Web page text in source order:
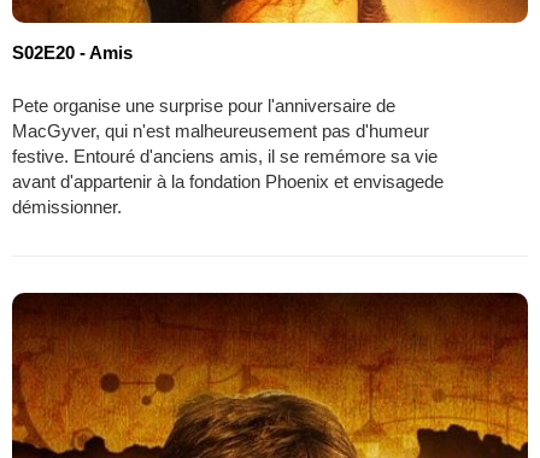
S02E20 - Amis
Pete organise une surprise pour l'anniversaire de
MacGyver, qui n'est malheureusement pas d'humeur
festive. Entouré d'anciens amis, il se remémore sa vie
avant d'appartenir à la fondation Phoenix et envisagede
démissionner.